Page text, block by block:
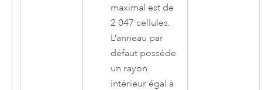
maximal est de
2 047 cellules.
L’anneau par
défaut possède
un rayon
intérieur égal à